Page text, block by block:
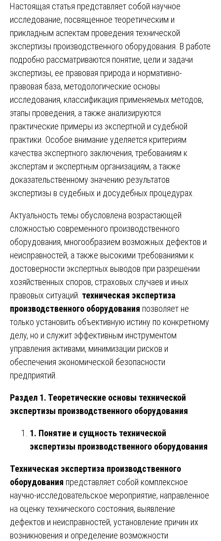
Настоящая статья представляет собой научное
исследование, посвященное теоретическим и
прикладным аспектам проведения технической
экспертизы производственного оборудования. В работе
подробно рассматриваются понятие, цели и задачи
экспертизы, ее правовая природа и нормативно-
правовая база, методологические основы
исследования, классификация применяемых методов,
этапы проведения, а также анализируются
практические примеры из экспертной и судебной
практики. Особое внимание уделяется критериям
качества экспертного заключения, требованиям к
экспертам и экспертным организациям, а также
доказательственному значению результатов
экспертизы в судебных и досудебных процедурах.
Актуальность темы обусловлена возрастающей
сложностью современного производственного
оборудования, многообразием возможных дефектов и
неисправностей, а также высокими требованиями к
достоверности экспертных выводов при разрешении
хозяйственных споров, страховых случаев и иных
правовых ситуаций. техническая экспертиза
производственного оборудования позволяет не
только установить объективную истину по конкретному
делу, но и служит эффективным инструментом
управления активами, минимизации рисков и
обеспечения экономической безопасности
предприятий.
Раздел 1. Теоретические основы технической
экспертизы производственного оборудования
1. Понятие и сущность технической
экспертизы производственного оборудования
Техническая экспертиза производственного
оборудования представляет собой комплексное
научно-исследовательское мероприятие, направленное
на оценку технического состояния, выявление
дефектов и неисправностей, установление причин их
возникновения и определение возможности